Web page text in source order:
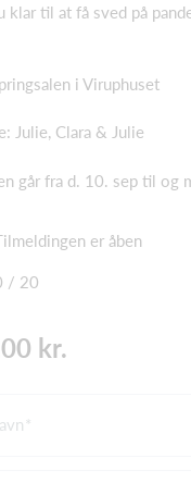
klar til at få sved på
i Viruphuset
Julie, Clara & Julie
går fra d. 10. sep til og
er åben
/ 20
kr.